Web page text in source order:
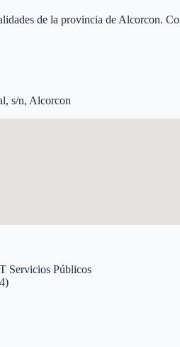
de la provincia de Alcorcon.
s/n, Alcorcon
Servicios Públicos
4)